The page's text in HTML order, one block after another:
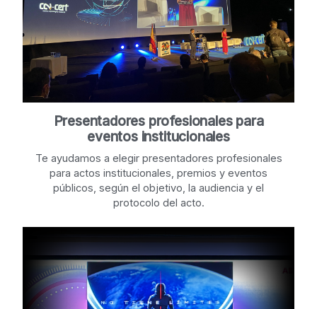
Presentadores profesionales para
eventos institucionales
Te ayudamos a elegir presentadores profesionales
para actos institucionales, premios y eventos
públicos, según el objetivo, la audiencia y el
protocolo del acto.